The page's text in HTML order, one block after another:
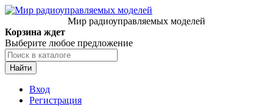
Мир радиоуправляемых моделей
Корзина ждет
Выберите любое предложение
Найти
Вход
Регистрация